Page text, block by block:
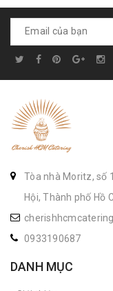
Tòa nhà Moritz, số
Hội, Thành phố Hồ
0933190687
DANH MỤC